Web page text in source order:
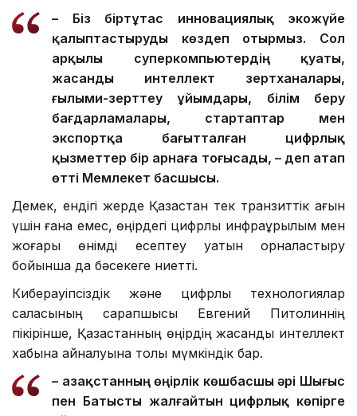
– Біз біртұтас инновациялық экожүйе
қалыптастыруды көздеп отырмыз. Сол
арқылы суперкомпьютердің қуаты,
жасанды интеллект зертханалары,
ғылыми-зерттеу ұйымдары, білім беру
бағдарламалары, стартаптар мен
экспортқа бағытталған цифрлық
қызметтер бір арнаға тоғысады, – деп атап
өтті Мемлекет басшысы.
Демек, ендігі жерде Қазақстан тек транзиттік ағын
үшін ғана емес, өңірдегі цифрлық инфрақұрылым мен
жоғары өнімді есептеу қуатын орналастыру
бойынша да бәсекеге ниетті.
Киберқауіпсіздік және цифрлық технологиялар
саласының сарапшысы Евгений Питолиннің
пікірінше, Қазақстанның өңірдің жасанды интеллект
хабына айналуына толық мүмкіндік бар.
– Қазақстанның өңірлік көшбасшы әрі Шығыс
пен Батысты жалғайтын цифрлық көпірге